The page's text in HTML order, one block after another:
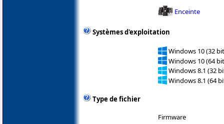
Enceinte
Systèmes d'exploitation
Windows 10 (32
Windows 10 (64
Windows 8.1 (32
Windows 8.1 (64
Type de fichier
Firmware